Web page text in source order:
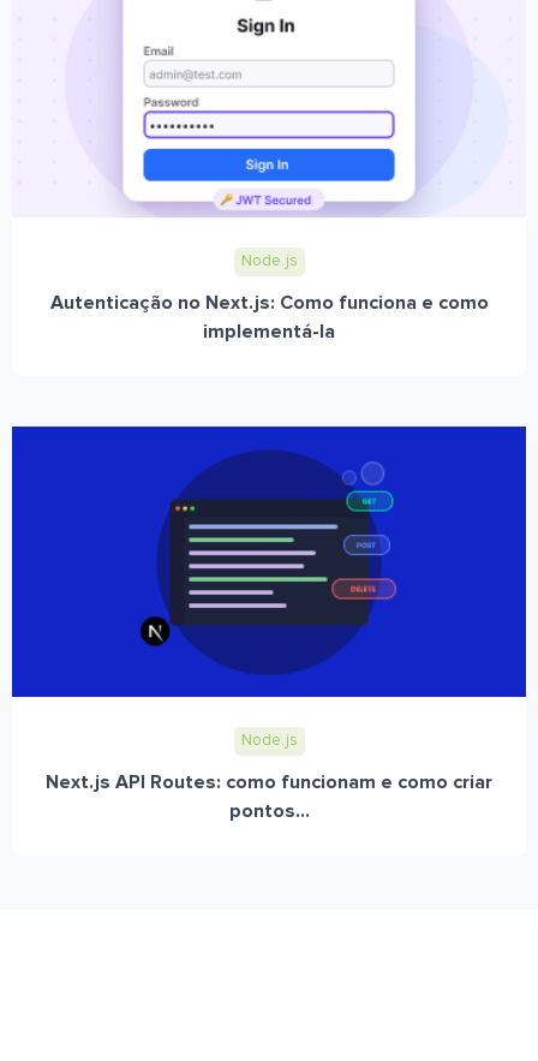
Node.js
Autenticação no Next.js: Como funciona e como
implementá-la
Node.js
Next.js API Routes: como funcionam e como criar
pontos...